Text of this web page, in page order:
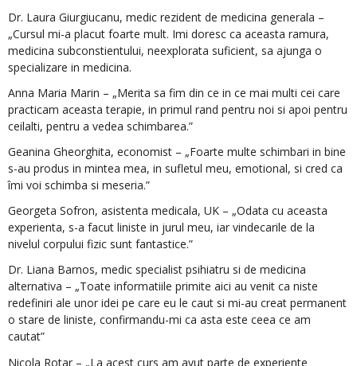
Dr. Laura Giurgiucanu, medic rezident de medicina generala –
„Cursul mi-a placut foarte mult. Imi doresc ca aceasta ramura,
medicina subconstientului, neexplorata suficient, sa ajunga o
specializare in medicina.
Anna Maria Marin – „Merita sa fim din ce in ce mai multi cei care
practicam aceasta terapie, in primul rand pentru noi si apoi pentru
ceilalti, pentru a vedea schimbarea.”
Geanina Gheorghita, economist – „Foarte multe schimbari in bine
s-au produs in mintea mea, in sufletul meu, emotional, si cred ca
îmi voi schimba si meseria.”
Georgeta Sofron, asistenta medicala, UK – „Odata cu aceasta
experienta, s-a facut liniste in jurul meu, iar vindecarile de la
nivelul corpului fizic sunt fantastice.”
Dr. Liana Barnos, medic specialist psihiatru si de medicina
alternativa – „Toate informatiile primite aici au venit ca niste
redefiniri ale unor idei pe care eu le caut si mi-au creat permanent
o stare de liniste, confirmandu-mi ca asta este ceea ce am
cautat”
Nicola Rotar – „La acest curs am avut parte de experiente